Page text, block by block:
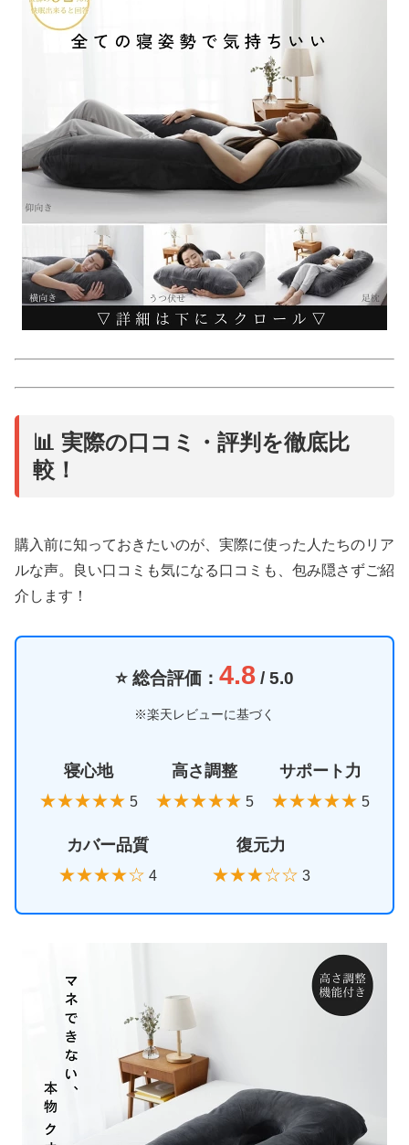
📊 実際の口コミ・評判を徹底比
較！
購入前に知っておきたいのが、実際に使った人たちのリア
ルな声。良い口コミも気になる口コミも、包み隠さずご紹
介します！
⭐ 総合評価： 4.8 / 5.0
※楽天レビューに基づく
寝心地
★★★★★ 5
高さ調整
★★★★★ 5
サポート力
★★★★★ 5
カバー品質
★★★★☆ 4
復元力
★★★☆☆ 3